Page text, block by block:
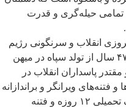
تمامی حیله‌گری و قدرت
انقلاب و سرنگونی رژیم
مستبد و وابسته پهلوی تا به امروز که ۴۷ سال از تولد سپاه در میهن
پاسداران انقلاب در
و فتنه‌های ویرانگر و براندازانه
نظام سلطه و صهیونیسم از جمله جنگ تحمیلی ۱۲ روزه و فتنه